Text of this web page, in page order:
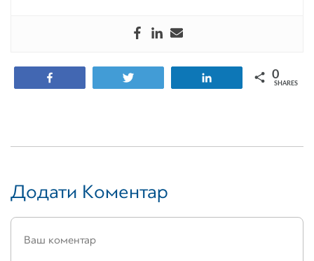
0
SHARES
Додати Коментар